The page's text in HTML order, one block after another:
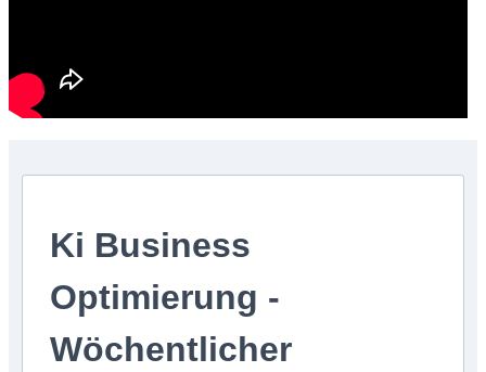
Ki Business
Optimierung -
Wöchentlicher